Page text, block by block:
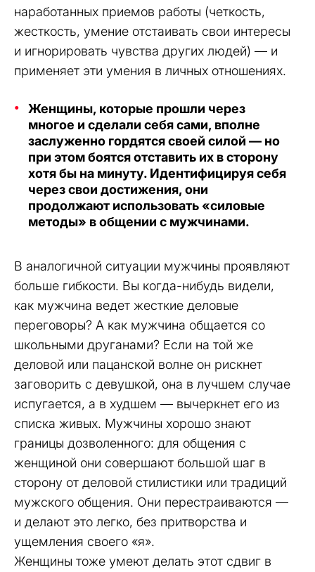
наработанных приемов работы (четкость,
жесткость, умение отстаивать свои интересы
и игнорировать чувства других людей) — и
применяет эти умения в личных отношениях.
Женщины, которые прошли через
многое и сделали себя сами, вполне
заслуженно гордятся своей силой — но
при этом боятся отставить их в сторону
хотя бы на минуту. Идентифицируя себя
через свои достижения, они
продолжают использовать «силовые
методы» в общении с мужчинами.
В аналогичной ситуации мужчины проявляют
больше гибкости. Вы когда-нибудь видели,
как мужчина ведет жесткие деловые
переговоры? А как мужчина общается со
школьными друганами? Если на той же
деловой или пацанской волне он рискнет
заговорить с девушкой, она в лучшем случае
испугается, а в худшем — вычеркнет его из
списка живых. Мужчины хорошо знают
границы дозволенного: для общения с
женщиной они совершают большой шаг в
сторону от деловой стилистики или традиций
мужского общения. Они перестраиваются —
и делают это легко, без притворства и
ущемления своего «я».
Женщины тоже умеют делать этот сдвиг в